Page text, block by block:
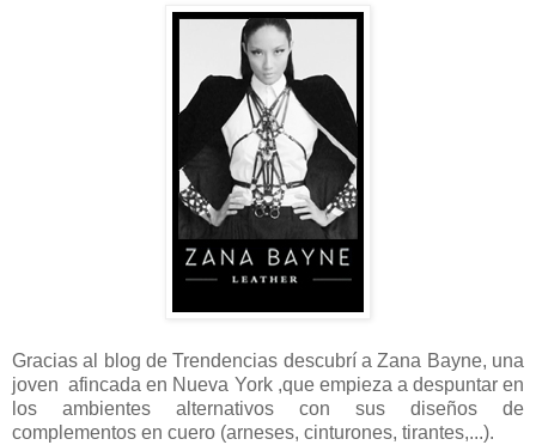
Gracias al blog de Trendencias descubrí a Zana Bayne, una
joven afincada en Nueva York ,que empieza a despuntar en
los ambientes alternativos con sus diseños de
complementos en cuero (arneses, cinturones, tirantes,...).